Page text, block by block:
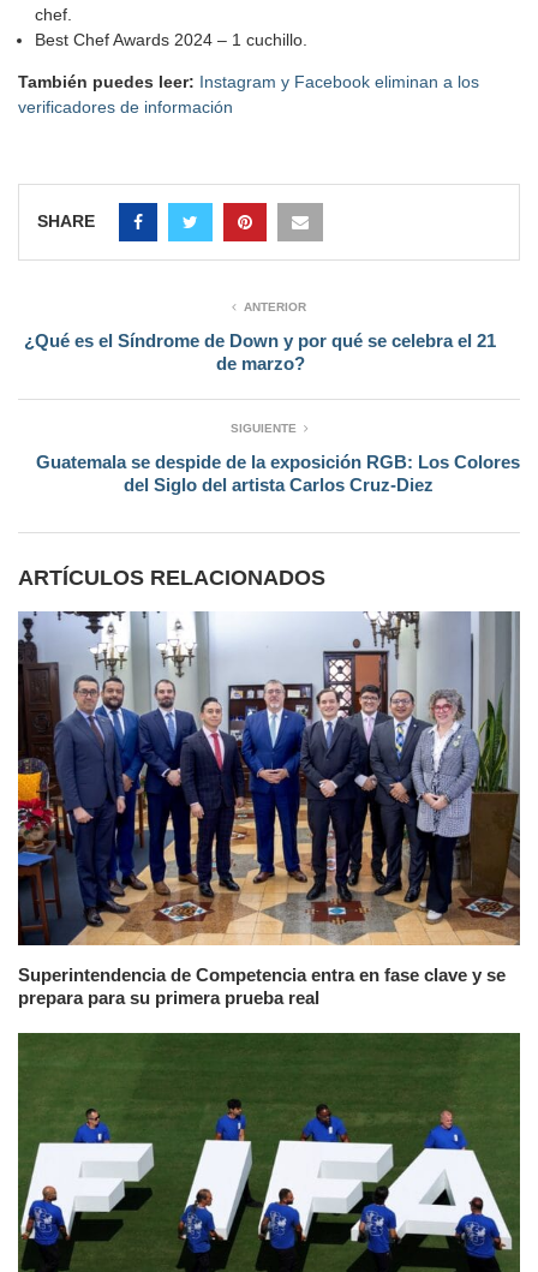
chef.
Best Chef Awards 2024 – 1 cuchillo.
También puedes leer: Instagram y Facebook eliminan a los
verificadores de información
SHARE
ANTERIOR
¿Qué es el Síndrome de Down y por qué se celebra el 21
de marzo?
SIGUIENTE
Guatemala se despide de la exposición RGB: Los Colores
del Siglo del artista Carlos Cruz-Diez
ARTÍCULOS RELACIONADOS
Superintendencia de Competencia entra en fase clave y se
prepara para su primera prueba real